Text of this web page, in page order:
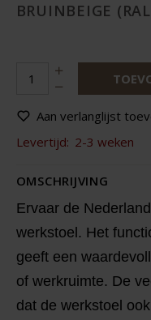
BRUINBEIGE
Aan verlanglijst
Levertijd: 2-3 weken
OMSCHRIJVING
Ervaar de
werkstoel. Het
geeft een
of werkruimte. De
dat de werkstoel